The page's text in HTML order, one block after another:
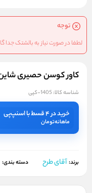
توجه
لطفا در صورت نیاز به بالشتک جدا
کاور کوسن حصیری
شناسه کالا: 1405-کپی
خرید در ۴ قسط با اسنپ‌پی
ماهانهتومان
برند: آقای طرح دسته بندی: